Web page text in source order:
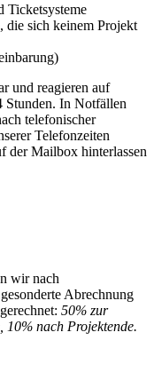
Ticketsysteme
sich keinem Projekt
und reagieren auf
Stunden. In Notfällen
telefonischer
Telefonzeiten
der Mailbox hinterlassen
wir nach
Abrechnung
50% zur
10% nach Projektende.